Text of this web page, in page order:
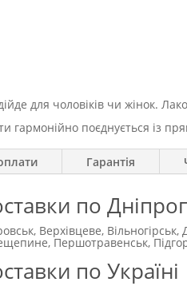
для чоловіків чи жінок.
гармонійно поєднується із
Гарантія
по
Верхівцеве,
Першотравенськ,
по Україні